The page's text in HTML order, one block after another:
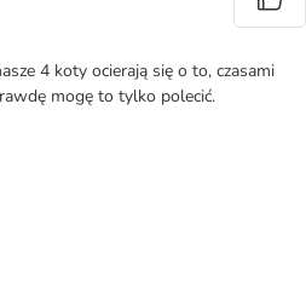
4 koty ocierają się o to, czasami
mogę to tylko polecić.